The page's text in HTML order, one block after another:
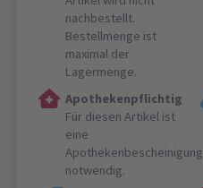
nachbestellt.
Bestellmenge ist
maximal der
Lagermenge.
Apothekenpflichtig
Für diesen Artikel ist
eine
Apothekenbescheinigung
notwendig.